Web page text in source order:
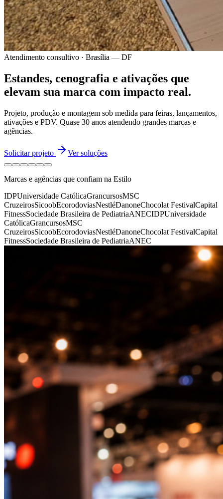
Atendimento consultivo · Brasília — DF
Estandes, cenografia e ativações que
elevam sua marca com impacto real.
Projeto, produção e montagem sob medida para feiras, lançamentos,
ativações e PDV. Quase 30 anos atendendo grandes marcas e
agências.
Solicitar projeto Ver soluções
Marcas e agências que confiam na Estilo
IDPUniversidade CatólicaGrancursosMSC
CruzeirosSicoobEcorodoviasNestléDanoneChocolat FestivalCapital
FitnessSociedade Brasileira de PediatriaANECIDPUniversidade
CatólicaGrancursosMSC
CruzeirosSicoobEcorodoviasNestléDanoneChocolat FestivalCapital
FitnessSociedade Brasileira de PediatriaANEC